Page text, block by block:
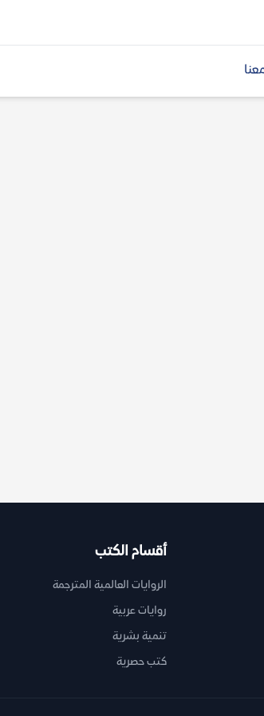
أقسام الكتب
الروايات العالمية المترجمة
روايات عربية
تنمية بشرية
كتب حصرية